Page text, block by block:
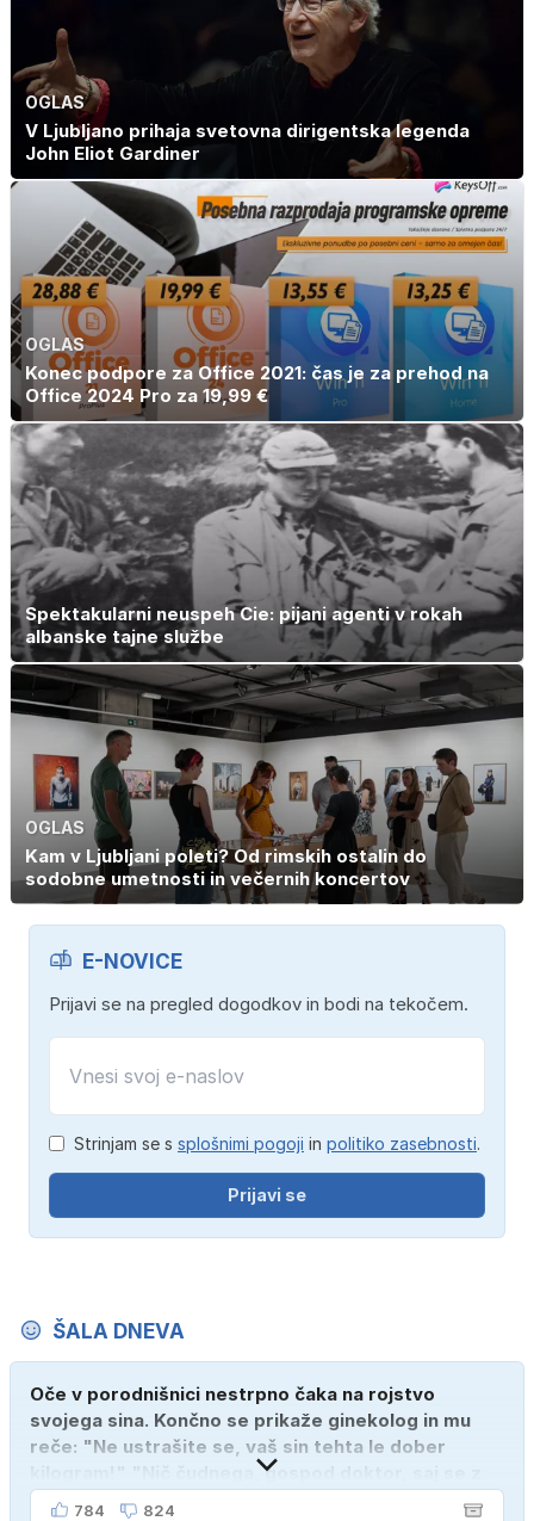
OGLAS
V Ljubljano prihaja svetovna dirigentska legenda
John Eliot Gardiner
OGLAS
Konec podpore za Office 2021: čas je za prehod na
Office 2024 Pro za 19,99 €
Spektakularni neuspeh Cie: pijani agenti v rokah
albanske tajne službe
OGLAS
Kam v Ljubljani poleti? Od rimskih ostalin do
sodobne umetnosti in večernih koncertov
E-NOVICE
Prijavi se na pregled dogodkov in bodi na tekočem.
Strinjam se s splošnimi pogoji in politiko zasebnosti.
Prijavi se
ŠALA DNEVA
Oče v porodnišnici nestrpno čaka na rojstvo
svojega sina. Končno se prikaže ginekolog in mu
reče: "Ne ustrašite se, vaš sin tehta le dober
kilogram!" "Nič čudnega, gospod doktor, saj se z
ženo poznava šele tri mesece."
784 824